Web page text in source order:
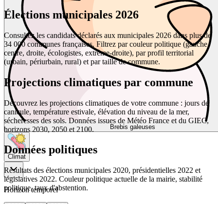
Brebis galeuses
Climat
Horizon temporel
Élections municipales 2026
Consultez les candidats déclarés aux municipales 2026 dans plus de
34 000 communes françaises. Filtrez par couleur politique (gauche,
centre, droite, écologistes, extrême-droite), par profil territorial
(urbain, périurbain, rural) et par taille de commune.
Projections climatiques par commune
Découvrez les projections climatiques de votre commune : jours de
canicule, température estivale, élévation du niveau de la mer,
sécheresses des sols. Données issues de Météo France et du GIEC,
horizons 2030, 2050 et 2100.
Données politiques
Résultats des élections municipales 2020, présidentielles 2022 et
législatives 2022. Couleur politique actuelle de la mairie, stabilité
politique, taux d'abstention.